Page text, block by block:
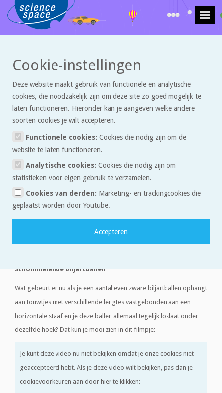
Krachten en beweging > Artikelen
Kunstzinnige natuurkunde
Soms verrast de natuur(kunde) ons met iets dat eigenlijk
heel kunstzinnig is. Kijk maar eens naar deze bewegende
biljartballen.
Al schommelend in de speeltuin heb je misschien wel eens gemerkt
dat het uitmaakt of je op een schommel zit met een lang touw of
met een kort touw. De lengte van het touw heeft namelijk invloed op
de frequentie van de slingerbeweging, of anders gezegd op de
schommel, hoe langer het duurt voordat je één keer heen en weer
Schommelende biljartballen
Wat gebeurt er nu als je een aantal even zware biljartballen ophangt
aan touwtjes met verschillende lengtes vastgebonden aan een
horizontale staaf en je deze ballen allemaal tegelijk loslaat onder
dezelfde hoek? Dat kun je mooi zien in dit filmpje:
Je kunt deze video nu niet bekijken omdat je onze cookies niet
geaccepteerd hebt. Als je deze video wilt bekijken, pas dan je
cookievoorkeuren aan door hier te klikken:
Cookie-instellingen
Deze website maakt gebruik van functionele en analytische
cookies, die noodzakelijk zijn om deze site zo goed mogelijk te
laten functioneren. Hieronder kan je aangeven welke andere
soorten cookies je wilt accepteren.
Functionele cookies: Cookies die nodig zijn om de
website te laten functioneren.
Analytische cookies: Cookies die nodig zijn om
statistieken voor eigen gebruik te verzamelen.
Cookies van derden: Marketing- en trackingcookies die
geplaatst worden door Youtube.